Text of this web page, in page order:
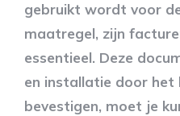
gebruikt wordt voor
maatregel, zijn
essentieel. Deze
en installatie door
bevestigen, moet je